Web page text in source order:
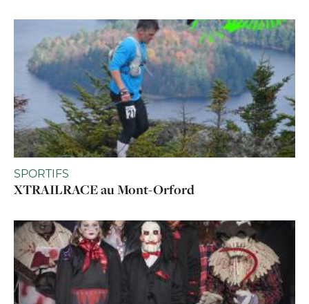
SPORTIFS
XTRAILRACE au Mont-Orford